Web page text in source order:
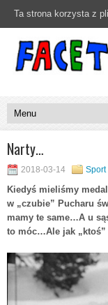
Narty…
2018-03-14 Sport
Kiedyś mieliśmy
w „czubie” Pucharu
mamy te same…A u
to móc…Ale jak
Ta strona korzysta z